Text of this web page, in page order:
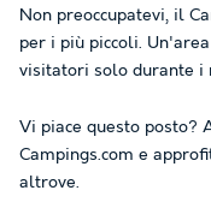
Non preoccupatevi, il
per i più piccoli.
visitatori solo durante i
Vi piace questo posto?
Campings.com e
altrove.